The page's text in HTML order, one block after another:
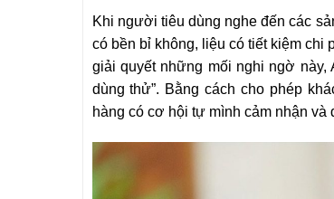
Khi người tiêu dùng nghe đến các
có bền bỉ không, liệu có tiết kiệm
giải quyết những mối nghi ngờ
dùng thử”. Bằng cách cho phép
hàng có cơ hội tự mình cảm nhận và